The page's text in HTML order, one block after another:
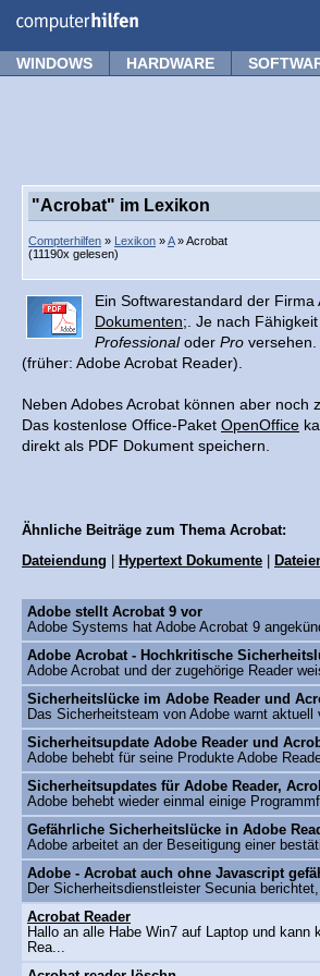
WINDOWS HARDWARE
"Acrobat" im Lexikon
Compterhilfen » Lexikon »A» Acrobat
(11190x gelesen)
Ein Softwarestandard der
Dokumenten;. Je nach
Professionaloder Pro
(früher: Adobe Acrobat Reader).
Neben Adobes Acrobat können aber noch
Das kostenlose Office-Paket OpenOffice
direkt als PDF Dokument speichern.
Ähnliche Beiträge zum Thema Acrobat:
Dateiendung
Hypertext Dokumente
Adobe stellt Acrobat 9 vor
Adobe Systems hat Adobe Acrobat 9
Adobe Acrobat - Hochkritische
Adobe Acrobat und der zugehörige Reader
Sicherheitslücke im Adobe Reader und
Das Sicherheitsteam von Adobe warnt
Sicherheitsupdate Adobe Reader und
Adobe behebt für seine Produkte Adobe
Sicherheitsupdates für Adobe Reader,
Adobe behebt wieder einmal einige
Gefährliche Sicherheitslücke in Adobe
Adobe arbeitet an der Beseitigung einer
Adobe - Acrobat auch ohne Javascript
Der Sicherheitsdienstleister Secunia
Acrobat Reader
Hallo an alle Habe Win7 auf Laptop und
Rea...